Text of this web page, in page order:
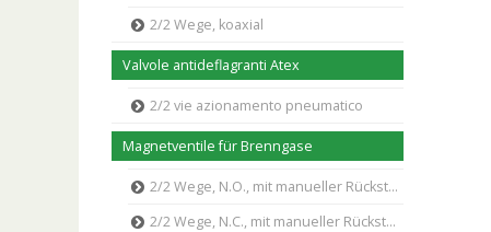
2/2 Wege, koaxial
Valvole antideflagranti Atex
2/2 vie azionamento pneumatico
Magnetventile für Brenngase
2/2 Wege, N.O., mit manueller Rückstellung
2/2 Wege, N.C., mit manueller Rückstellung